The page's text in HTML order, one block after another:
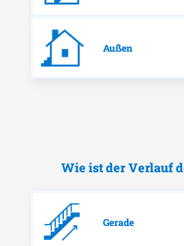
Außen
Wie ist der Verlauf
Gerade